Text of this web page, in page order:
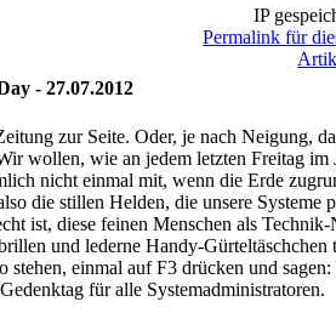
IP
Permalink für
- 27.07.2012
zur Seite. Oder, je nach Neigung,
wollen, wie an jedem letzten Freitag
nicht einmal mit, wenn die Erde
die stillen Helden, die unsere
ist, diese feinen Menschen als
und lederne Handy-
einmal auf F3 drücken und
für alle Systemadministratoren.